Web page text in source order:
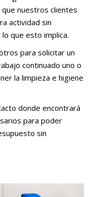
nuestros clientes
actividad sin
que esto implica.
para solicitar un
continuado uno o
la limpieza e higiene
donde encontrará
para poder
sin